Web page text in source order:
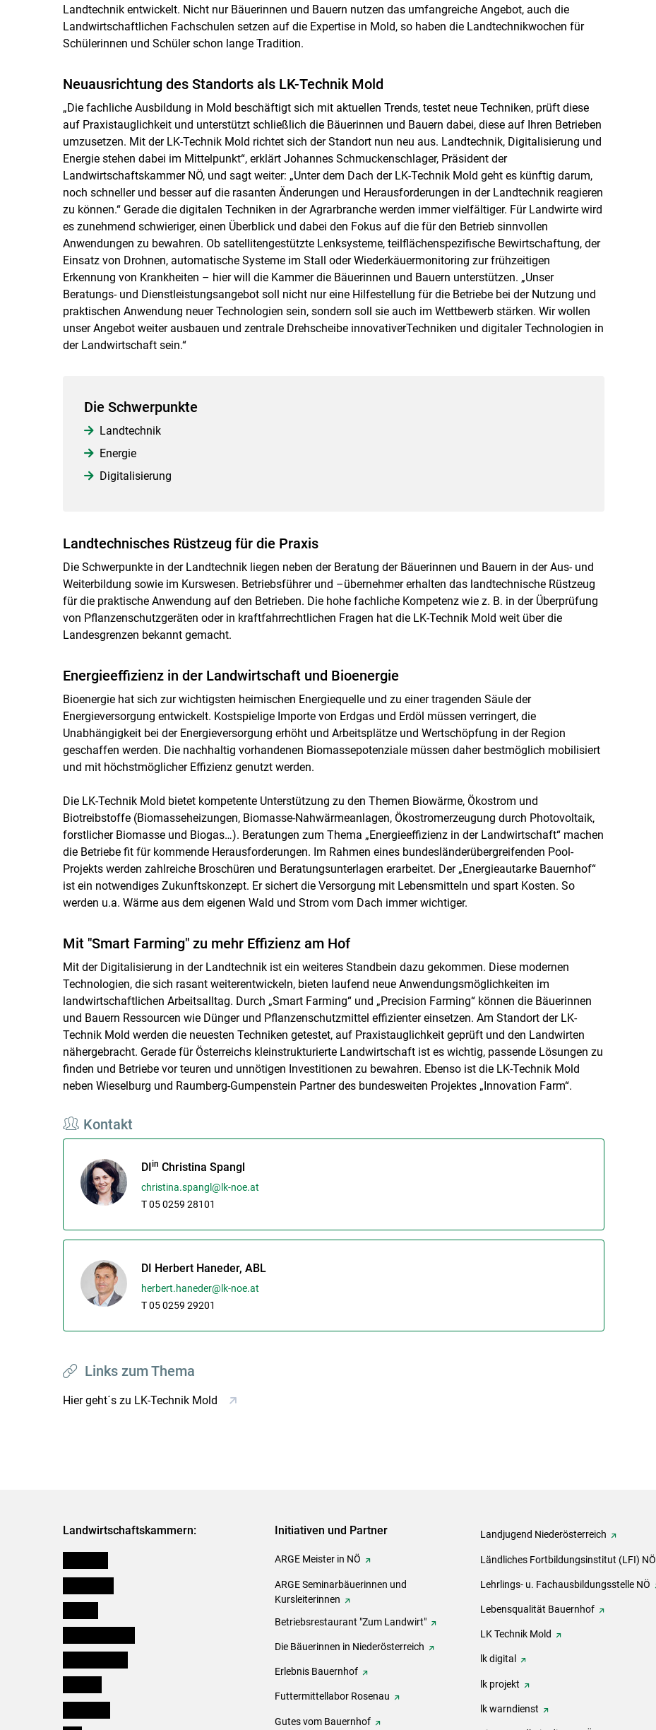
Landtechnik entwickelt. Nicht nur Bäuerinnen und Bauern nutzen das umfangreiche Angebot, auch die
Landwirtschaftlichen Fachschulen setzen auf die Expertise in Mold, so haben die Landtechnikwochen für
Schülerinnen und Schüler schon lange Tradition.
Neuausrichtung des Standorts als LK-Technik Mold
„Die fachliche Ausbildung in Mold beschäftigt sich mit aktuellen Trends, testet neue Techniken, prüft diese
auf Praxistauglichkeit und unterstützt schließlich die Bäuerinnen und Bauern dabei, diese auf Ihren Betrieben
umzusetzen. Mit der LK-Technik Mold richtet sich der Standort nun neu aus. Landtechnik, Digitalisierung und
Energie stehen dabei im Mittelpunkt“, erklärt Johannes Schmuckenschlager, Präsident der
Landwirtschaftskammer NÖ, und sagt weiter: „Unter dem Dach der LK-Technik Mold geht es künftig darum,
noch schneller und besser auf die rasanten Änderungen und Herausforderungen in der Landtechnik reagieren
zu können.“ Gerade die digitalen Techniken in der Agrarbranche werden immer vielfältiger. Für Landwirte wird
es zunehmend schwieriger, einen Überblick und dabei den Fokus auf die für den Betrieb sinnvollen
Anwendungen zu bewahren. Ob satellitengestützte Lenksysteme, teilflächenspezifische Bewirtschaftung, der
Einsatz von Drohnen, automatische Systeme im Stall oder Wiederkäuermonitoring zur frühzeitigen
Erkennung von Krankheiten – hier will die Kammer die Bäuerinnen und Bauern unterstützen. „Unser
Beratungs- und Dienstleistungsangebot soll nicht nur eine Hilfestellung für die Betriebe bei der Nutzung und
praktischen Anwendung neuer Technologien sein, sondern soll sie auch im Wettbewerb stärken. Wir wollen
unser Angebot weiter ausbauen und zentrale Drehscheibe innovativerTechniken und digitaler Technologien in
der Landwirtschaft sein.“
Die Schwerpunkte
Landtechnik
Energie
Digitalisierung
Landtechnisches Rüstzeug für die Praxis
Die Schwerpunkte in der Landtechnik liegen neben der Beratung der Bäuerinnen und Bauern in der Aus- und
Weiterbildung sowie im Kurswesen. Betriebsführer und –übernehmer erhalten das landtechnische Rüstzeug
für die praktische Anwendung auf den Betrieben. Die hohe fachliche Kompetenz wie z. B. in der Überprüfung
von Pflanzenschutzgeräten oder in kraftfahrrechtlichen Fragen hat die LK-Technik Mold weit über die
Landesgrenzen bekannt gemacht.
Energieeffizienz in der Landwirtschaft und Bioenergie
Bioenergie hat sich zur wichtigsten heimischen Energiequelle und zu einer tragenden Säule der
Energieversorgung entwickelt. Kostspielige Importe von Erdgas und Erdöl müssen verringert, die
Unabhängigkeit bei der Energieversorgung erhöht und Arbeitsplätze und Wertschöpfung in der Region
geschaffen werden. Die nachhaltig vorhandenen Biomassepotenziale müssen daher bestmöglich mobilisiert
und mit höchstmöglicher Effizienz genutzt werden.
Die LK-Technik Mold bietet kompetente Unterstützung zu den Themen Biowärme, Ökostrom und
Biotreibstoffe (Biomasseheizungen, Biomasse-Nahwärmeanlagen, Ökostromerzeugung durch Photovoltaik,
forstlicher Biomasse und Biogas…). Beratungen zum Thema „Energieeffizienz in der Landwirtschaft“ machen
die Betriebe fit für kommende Herausforderungen. Im Rahmen eines bundesländerübergreifenden Pool-
Projekts werden zahlreiche Broschüren und Beratungsunterlagen erarbeitet. Der „Energieautarke Bauernhof“
ist ein notwendiges Zukunftskonzept. Er sichert die Versorgung mit Lebensmitteln und spart Kosten. So
werden u.a. Wärme aus dem eigenen Wald und Strom vom Dach immer wichtiger.
Mit "Smart Farming" zu mehr Effizienz am Hof
Mit der Digitalisierung in der Landtechnik ist ein weiteres Standbein dazu gekommen. Diese modernen
Technologien, die sich rasant weiterentwickeln, bieten laufend neue Anwendungsmöglichkeiten im
landwirtschaftlichen Arbeitsalltag. Durch „Smart Farming“ und „Precision Farming“ können die Bäuerinnen
und Bauern Ressourcen wie Dünger und Pflanzenschutzmittel effizienter einsetzen. Am Standort der LK-
Technik Mold werden die neuesten Techniken getestet, auf Praxistauglichkeit geprüft und den Landwirten
nähergebracht. Gerade für Österreichs kleinstrukturierte Landwirtschaft ist es wichtig, passende Lösungen zu
finden und Betriebe vor teuren und unnötigen Investitionen zu bewahren. Ebenso ist die LK-Technik Mold
neben Wieselburg und Raumberg-Gumpenstein Partner des bundesweiten Projektes „Innovation Farm“.
Kontakt
DIin Christina Spangl
christina.spangl@lk-noe.at
T 05 0259 28101
DI Herbert Haneder, ABL
herbert.haneder@lk-noe.at
T 05 0259 29201
Links zum Thema
Hier geht´s zu LK-Technik Mold
Landwirtschaftskammern: Initiativen und Partner
ARGE Meister in NÖ
ARGE Seminarbäuerinnen und
Kursleiterinnen
Betriebsrestaurant "Zum Landwirt"
Die Bäuerinnen in Niederösterreich
Erlebnis Bauernhof
Futtermittellabor Rosenau
Gutes vom Bauernhof
Landjugend Niederösterreich
Ländliches Fortbildungsinstitut (LFI) NÖ
Lehrlings- u. Fachausbildungsstelle NÖ
Lebensqualität Bauernhof
LK Technik Mold
lk digital
lk projekt
lk warndienst